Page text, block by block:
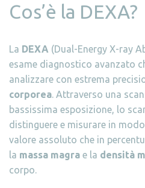
Cos’è la DEXA?
La DEXA (Dual-Energy X-ray
esame diagnostico avanzato
analizzare con estrema
corporea. Attraverso una
bassissima esposizione, lo
distinguere e misurare in
valore assoluto che in
la massa magra e la densità
corpo.